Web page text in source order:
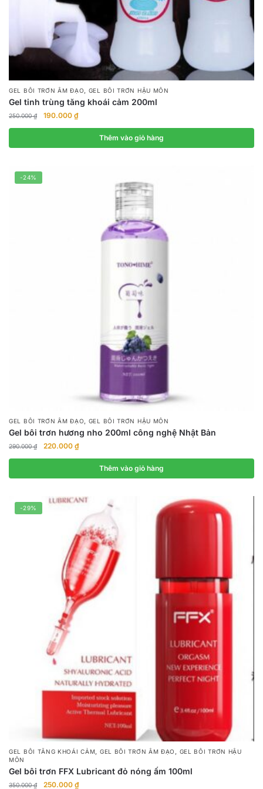
GEL BÔI TRƠN ÂM ĐẠO, GEL BÔI TRƠN HẬU MÔN
Gel tinh trùng tăng khoái cảm 200ml
250.000₫
Giá
gốc
250.000 ₫.
190.000 ₫Giá
hiện
là:
Thêm vào giỏ hàng
-24%
GEL BÔI TRƠN ÂM ĐẠO, GEL BÔI TRƠN HẬU MÔN
Gel bôi trơn hương nho 200ml công nghệ Nhật Bản
290.000₫
Giá
gốc
290.000 ₫.
220.000 ₫Giá
hiện
là:
Thêm vào giỏ hàng
-29%
GEL BÔI TĂNG KHOÁI CẢM, GEL BÔI TRƠN ÂM ĐẠO , GEL BÔI TRƠN HẬU
MÔN
Gel bôi trơn FFX Lubricant đỏ nóng ấm 100ml
350.000₫
Giá
250.000 ₫Giá